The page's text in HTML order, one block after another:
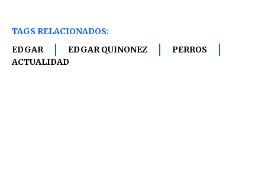
TAGS RELACIONADOS:
EDGAR
EDGAR QUINONEZ
PERROS
ACTUALIDAD